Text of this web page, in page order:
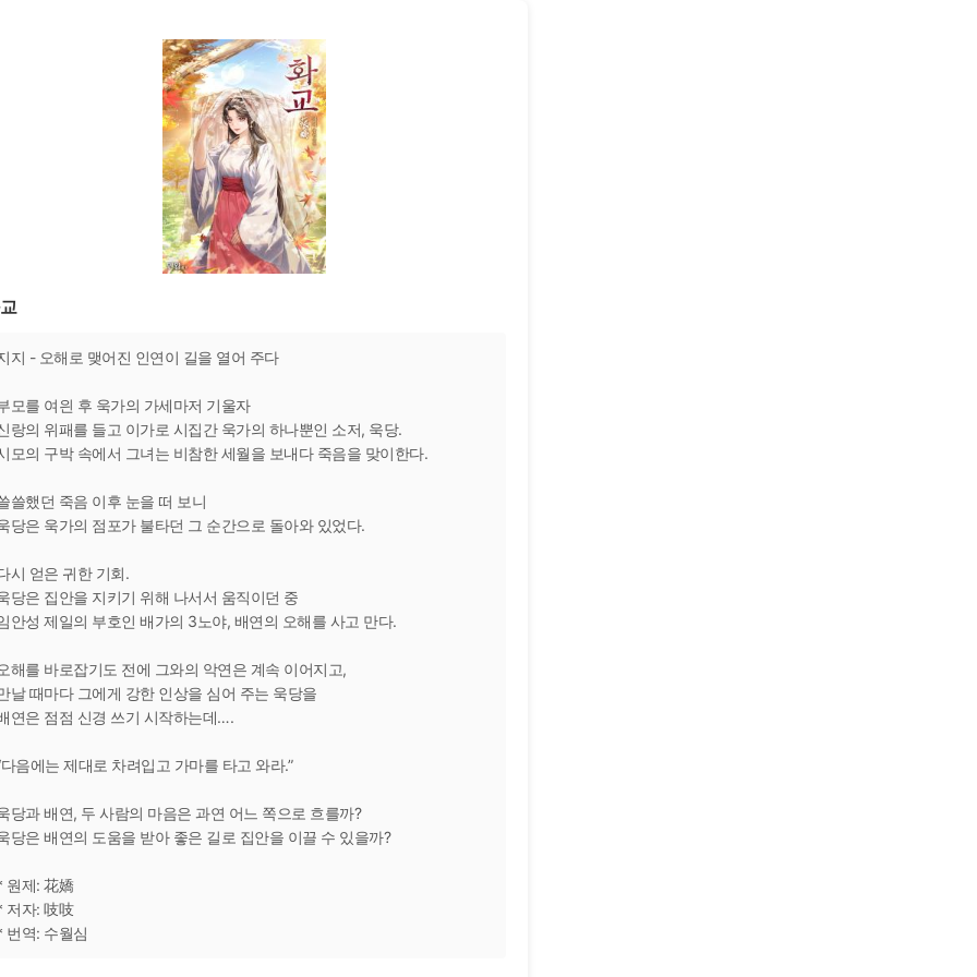
지 - 오해로 맺어진 인연이 길을 열어 주다
모를 여읜 후 욱가의 가세마저 기울자
랑의 위패를 들고 이가로 시집간 욱가의 하나뿐인 소저, 욱당.
모의 구박 속에서 그녀는 비참한 세월을 보내다 죽음을 맞이한다.
쓸했던 죽음 이후 눈을 떠 보니
당은 욱가의 점포가 불타던 그 순간으로 돌아와 있었다.
시 얻은 귀한 기회.
당은 집안을 지키기 위해 나서서 움직이던 중
안성 제일의 부호인 배가의 3노야, 배연의 오해를 사고 만다.
해를 바로잡기도 전에 그와의 악연은 계속 이어지고,
날 때마다 그에게 강한 인상을 심어 주는 욱당을
연은 점점 신경 쓰기 시작하는데….
다음에는 제대로 차려입고 가마를 타고 와라.”
당과 배연, 두 사람의 마음은 과연 어느 쪽으로 흐를까?
당은 배연의 도움을 받아 좋은 길로 집안을 이끌 수 있을까?
원제: 花嬌
저자: 吱吱
번역: 수월심